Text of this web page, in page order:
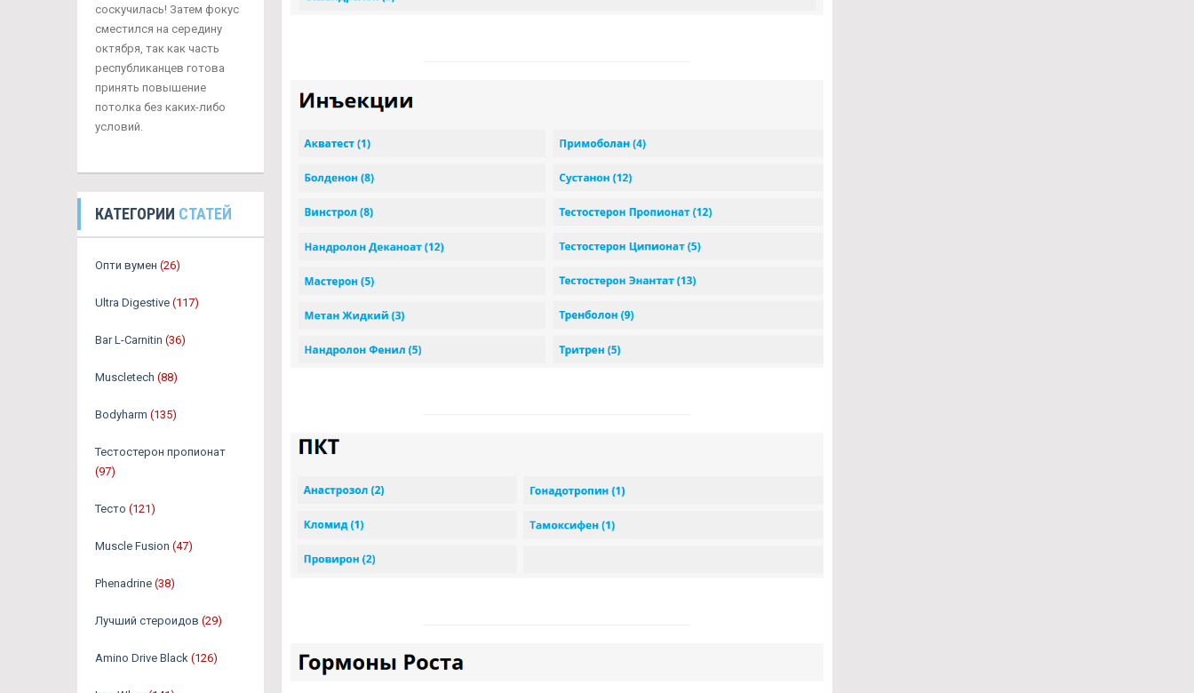
соскучилась! Затем фокус
сместился на середину
октября, так как часть
республиканцев готова
принять повышение
потолка без каких-либо
условий.
КАТЕГОРИИ СТАТЕЙ
Опти вумен (26)
Ultra Digestive (117)
Bar L-Carnitin (36)
Muscletech (88)
Bodyharm (135)
Тестостерон пропионат
(97)
Тесто (121)
Muscle Fusion (47)
Phenadrine (38)
Лучший стероидов (29)
Amino Drive Black (126)